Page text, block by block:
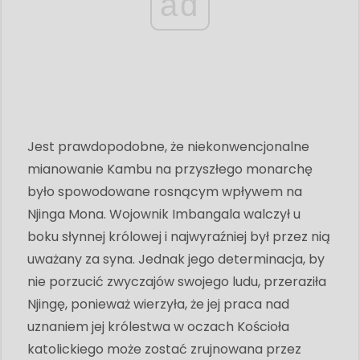
Jest prawdopodobne, że niekonwencjonalne
mianowanie Kambu na przyszłego monarchę
było spowodowane rosnącym wpływem na
Njinga Mona. Wojownik Imbangala walczył u
boku słynnej królowej i najwyraźniej był przez nią
uważany za syna. Jednak jego determinacja, by
nie porzucić zwyczajów swojego ludu, przeraziła
Njingę, ponieważ wierzyła, że ​​jej praca nad
uznaniem jej królestwa w oczach Kościoła
katolickiego może zostać zrujnowana przez